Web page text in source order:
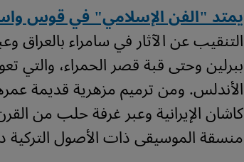
يمتد "الفن الإسلامي" في قوس
التنقيب عن الآثار في سامراء
ببرلين وحتى قبة قصر الحمراء، والتي
الأندلس. ومن ترميم مزهرية قديمة
كاشان الإيرانية وعبر غرفة حلب من
منسقة الموسيقى ذات الأصول